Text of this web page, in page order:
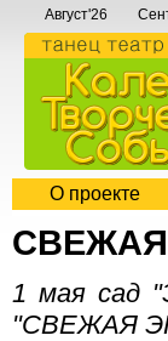
Август'26
О проекте
1 мая сад
"СВЕЖАЯ